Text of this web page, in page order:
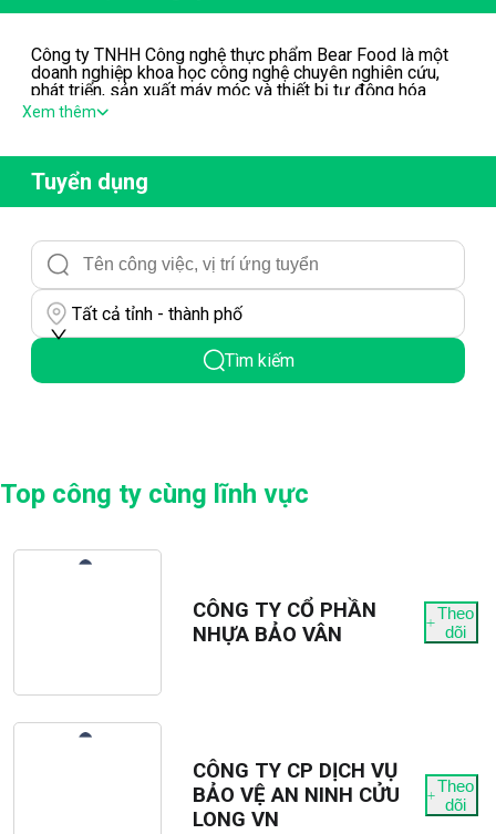
Công ty TNHH Công nghệ thực phẩm Bear Food là một
doanh nghiệp khoa học công nghệ chuyên nghiên cứu,
phát triển, sản xuất máy móc và thiết bị tự động hóa
ngành công nghiệp thực phẩm và dược phẩm.
chơi tốt ở vị trí nhân viên kinh doanh, yêu cầu có ít nhất
03 năm kinh nghiệm tiêu thụ sản phẩm thực ẩm (đồ ăn +
đồ uống) hoặc thiết bị máy móc sản xuất thực phẩm
Giới tính: Nam nữ đều được
Độ tuổi: 25 - 40
Bằng cấp: không yêu cầu phải chuyên ngành kinh doanh
Thu nhập: lương 15 - 18 triệu + doanh số
Văn phòng công ty ở Hà Đông. Liên hệ Ms. Lan:
0834435335
Xem thêm
Tuyển dụng
Tất cả tỉnh - thành phố
Tìm kiếm
Top công ty cùng lĩnh vực
CÔNG TY CỔ PHẦN
NHỰA BẢO VÂN
Theo
dõi
CÔNG TY CP DỊCH VỤ
BẢO VỆ AN NINH CỬU
LONG VN
Theo
dõi